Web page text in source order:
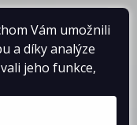
Vám umožnili
a díky analýze
jeho funkce,